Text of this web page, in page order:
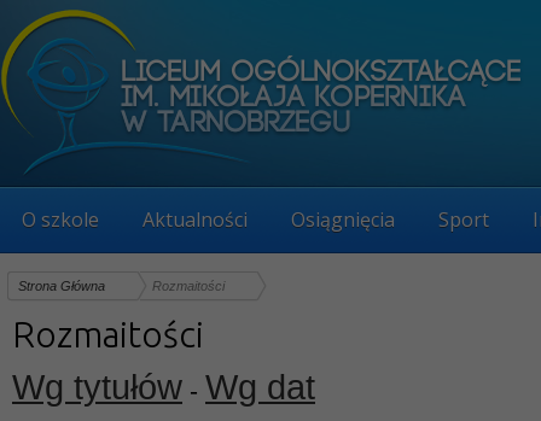
O szkole Aktualności Osiągnięcia Sport
Strona Główna Rozmaitości
Rozmaitości
Wg tytułów - Wg dat